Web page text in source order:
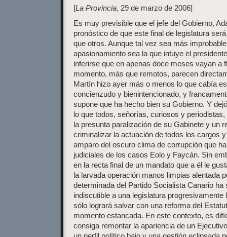
[La Provincia, 29 de marzo de 2006]
Es muy previsible que el jefe del Gobierno,
pronóstico de que este final de legislatura
que otros. Aunque tal vez sea más
apasionamiento sea la que intuye el
inferirse que en apenas doce meses vayan a
momento, más que remotos, parecen
Martín hizo ayer más o menos lo que cabía
concienzudo y bienintencionado, y
supone que ha hecho bien su Gobierno. Y
lo que todos, señorías, curiosos y
la presunta paralización de su Gabinete y un
criminalizar la actuación de todos los cargos
amparo del oscuro clima de corrupción que
judiciales de los casos Eolo y Faycán. Sin
en la recta final de un mandato que a él le
la larvada operación manos limpias alentada
determinada del Partido Socialista Canario
indiscutible a una legislatura progresivamente
sólo logrará salvar con una reforma del
momento estancada. En este contexto, es
consiga remontar la apariencia de un